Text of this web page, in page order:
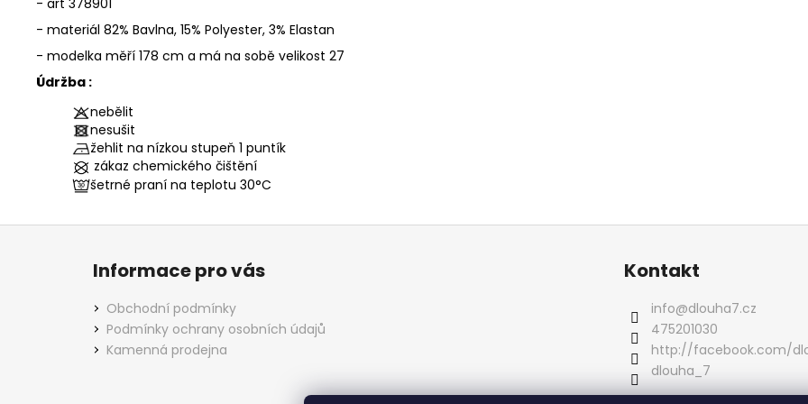
- art 378901
- materiál 82% Bavlna, 15% Polyester, 3% Elastan
- modelka měří 178 cm a má na sobě velikost 27
Údržba :
nebělit
nesušit
žehlit na nízkou stupeň 1 puntík
zákaz chemického čištění
šetrné praní na teplotu 30°C
Z
Informace pro vás
Obchodní podmínky
Podmínky ochrany osobních údajů
Kamenná prodejna
Kontakt
info@dlouha7.cz
475201030
http://facebook.com/
dlouha_7